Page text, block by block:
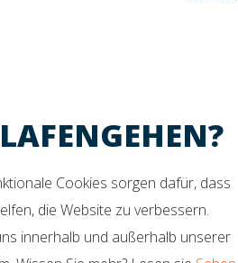
Cookies sorgen dafür, dass
die Website zu verbessern.
innerhalb und außerhalb unserer
Verbesserte Unterstützung